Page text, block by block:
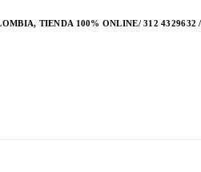
TIENDA 100% ONLINE/ 312 4329632